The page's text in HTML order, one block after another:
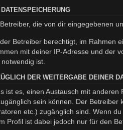
die von dir eingegebenen
Betreiber berechtigt, im Rahmen
mit deiner IP-Adresse und der
ist.
DER WEITERGABE DEINER
ist es, einen Austausch mit
sein können. Der
etc.) zugänglich sind. Wenn
Profil ist dabei jedoch nur für den